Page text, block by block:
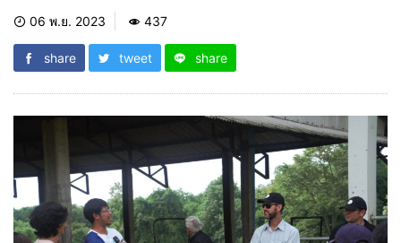
06 พ.ย. 2023 437
share tweet share